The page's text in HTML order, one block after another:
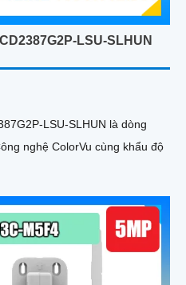
LSU-SLHUN
LSU-SLHUN là dòng
nghệ ColorVu cùng khẩu độ